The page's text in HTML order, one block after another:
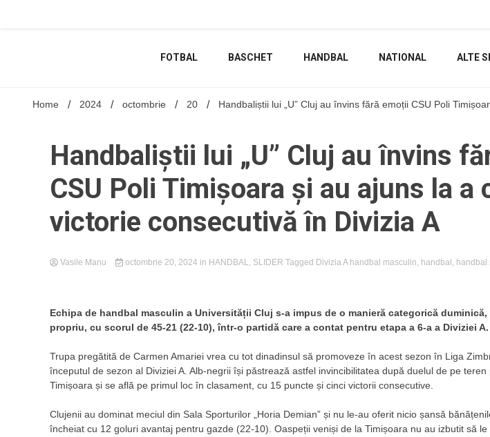
FOTBAL
BASCHET HANDBAL NATIONAL ALTE
Home 2024 octombrie 20 Handbaliștii lui „U” Cluj au învins fără emoții CSU Poli
Handbaliștii lui „U” Cluj au învins
CSU Poli Timișoara și au ajuns la a
victorie consecutivă în Divizia A
Vasile Manu octombrie 20, 2024 in HANDBAL, SLIDER Tagged Divizia A handbal masculin, handbal , handbal
Echipa de handbal masculin a Universității Cluj s-a impus de o manieră categorică
propriu, cu scorul de 45-21 (22-10), într-o partidă care a contat pentru etapa a 6-a a Diviziei A.
Trupa pregătită de Carmen Amariei vrea cu tot dinadinsul să promoveze în acest sezon în Liga
începutul de sezon al Diviziei A. Alb-negrii își păstrează astfel invincibilitatea după duelul de pe
Timișoara și se află pe primul loc în clasament, cu 15 puncte și cinci victorii consecutive.
Clujenii au dominat meciul din Sala Sporturilor „Horia Demian” și nu le-au oferit nicio șansă
încheiat cu 12 goluri avantaj pentru gazde (22-10). Oaspeții veniși de la Timișoara nu au izbutit să